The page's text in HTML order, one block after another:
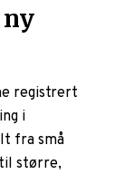
registrert
i
fra små
større,